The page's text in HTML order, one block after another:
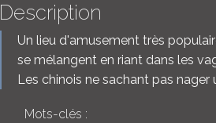
Description
Un lieu d'amusement très
se mélangent en riant dans les
Les chinois ne sachant pas
Mots-clés :